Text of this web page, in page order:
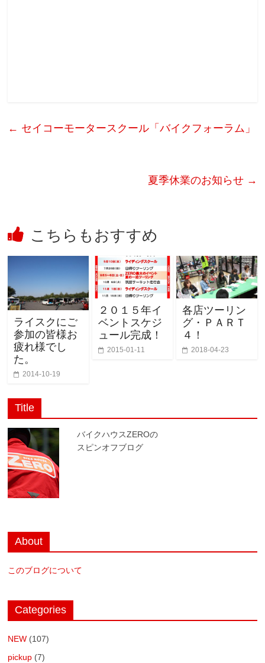
← セイコーモータースクール「バイクフォーラム」
夏季休業のお知らせ →
こちらもおすすめ
ライスクにご
参加の皆様お
疲れ様でし
た。
2014-10-19
２０１５年イ
ベントスケジ
ュール完成！
2015-01-11
各店ツーリン
グ・ＰＡＲＴ
４！
2018-04-23
Title
バイクハウスZEROの
スピンオフブログ
About
このブログについて
Categories
NEW (107)
pickup (7)